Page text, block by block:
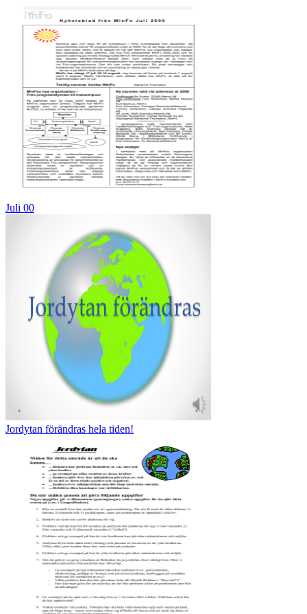
Juli 00
Jordytan förändras hela tiden!